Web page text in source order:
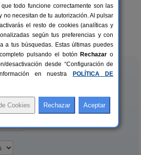
2-7+2 pers.
desde69 €
Ca Calbet
(Tarragona)
todo funcione correctamente son las
no necesitan de tu autorización. Al pulsar
activarás el resto de cookies (analíticas y
según tus preferencias y con
a tus búsquedas. Estas últimas puedes
pulsando el botón Rechazar o
desactivación desde “Configuración de
en nuestra
POLÍTICA DE